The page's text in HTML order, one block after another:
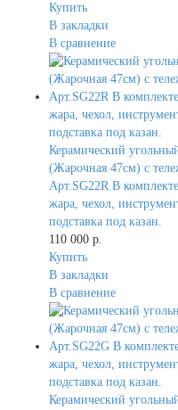
Купить
В закладки
В сравнение
Керамический
(Жарочная 47см) с
Арт.SG22R В
жара, чехол,
подставка под казан.
110 000 р.
Купить
В закладки
В сравнение
Керамический